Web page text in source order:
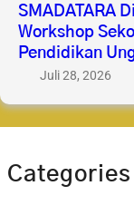
SMADATARA
Workshop
Pendidikan
Juli 28, 2026
Categories